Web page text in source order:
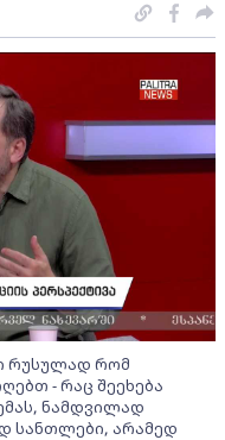
რუსულად რომ
- რაც შეეხება
ნამდვილად
სანთლები, არამედ